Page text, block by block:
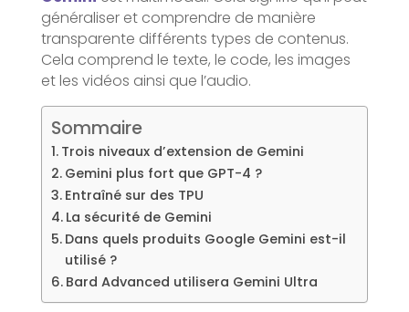
généraliser et comprendre de manière
transparente différents types de contenus.
Cela comprend le texte, le code, les images
et les vidéos ainsi que l’audio.
Sommaire
Trois niveaux d’extension de Gemini
Gemini plus fort que GPT-4 ?
Entraîné sur des TPU
La sécurité de Gemini
Dans quels produits Google Gemini est-il
utilisé ?
Bard Advanced utilisera Gemini Ultra